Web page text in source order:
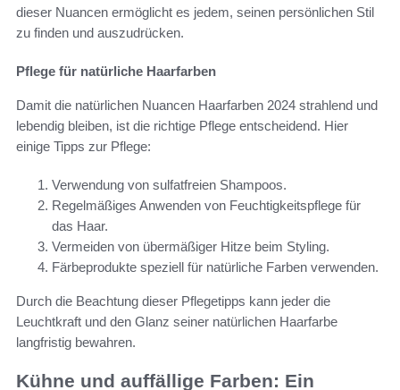
dieser Nuancen ermöglicht es jedem, seinen persönlichen Stil
zu finden und auszudrücken.
Pflege für natürliche Haarfarben
Damit die natürlichen Nuancen Haarfarben 2024 strahlend und
lebendig bleiben, ist die richtige Pflege entscheidend. Hier
einige Tipps zur Pflege:
Verwendung von sulfatfreien Shampoos.
Regelmäßiges Anwenden von Feuchtigkeitspflege für
das Haar.
Vermeiden von übermäßiger Hitze beim Styling.
Färbeprodukte speziell für natürliche Farben verwenden.
Durch die Beachtung dieser Pflegetipps kann jeder die
Leuchtkraft und den Glanz seiner natürlichen Haarfarbe
langfristig bewahren.
Kühne und auffällige Farben: Ein